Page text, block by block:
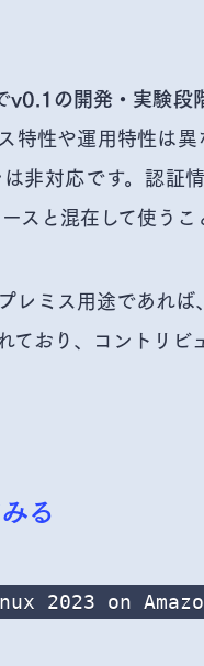
v0.1の開発・実験段
特性や運用特性は
非対応です。認証
スと混在して使うこ
レミス用途であれ
ており、コントリビ
る
2023 on